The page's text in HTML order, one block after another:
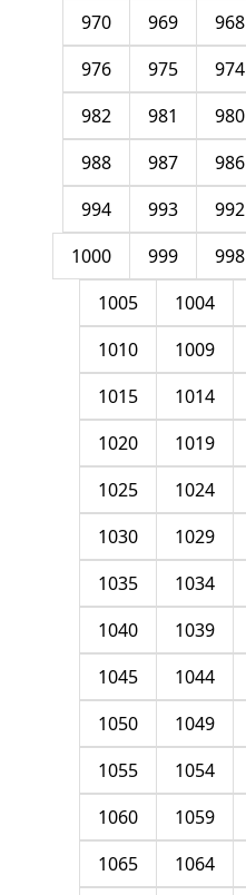
968
969
970
974
975
976
980
981
982
986
987
988
992
993
994
998
999
1000
1004
1005
1009
1010
1014
1015
1019
1020
1024
1025
1029
1030
1034
1035
1039
1040
1044
1045
1049
1050
1054
1055
1059
1060
1064
1065